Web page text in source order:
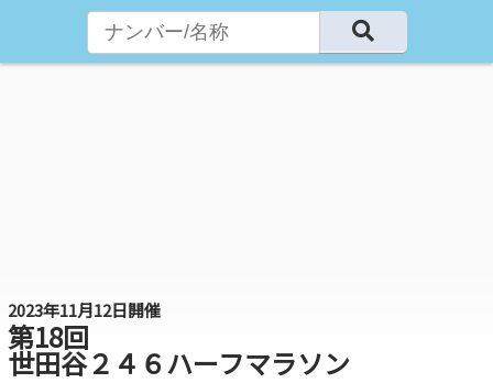
2023年11月12日開催
第18回
世田谷２４６ハーフマラソン